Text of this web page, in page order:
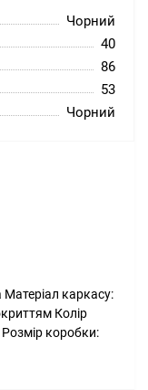
Чорний
40
86
53
Чорний
каркасу:
Колір
коробки: